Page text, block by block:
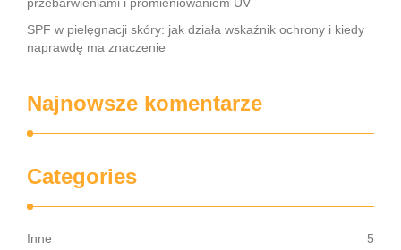
SPF w pielęgnacji skóry: jak działa wskaźnik ochrony i kiedy
naprawdę ma znaczenie
Najnowsze komentarze
Categories
Inne
5